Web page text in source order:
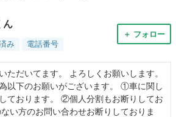
ん
み 電話番号
＋ フォロー
ただいてます。 よろしくお願いします。
以下のお願いがございます。 ①車に関し
ております。 ②個人分割もお断りしてお
い方のお問い合わせお断りしておりま